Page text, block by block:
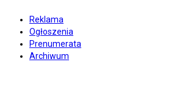
Reklama
Ogłoszenia
Prenumerata
Archiwum